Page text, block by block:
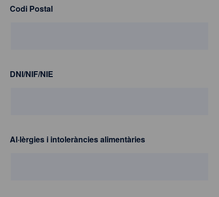
Codi Postal
DNI/NIF/NIE
Al·lèrgies i intoleràncies alimentàries